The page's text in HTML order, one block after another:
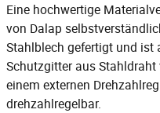
Eine hochwertige
von Dalap
Stahlblech gefertigt und ist
Schutzgitter aus
einem externen
drehzahlregelbar.